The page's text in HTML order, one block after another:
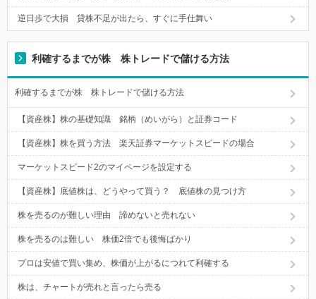
逆日歩で大損 貸株不足が出たら、すぐに手仕舞い
利確するまでが株 株トレードで儲ける方法
利確するまでが株 株トレードで儲ける方法
【資産株】株の基礎知識 銘柄（めいがら）と証券コード
【資産株】株を買う方法 楽天証券マーケットスピードの場合
マーケットスピード2のマイページを設定する
【資産株】底値株は、どうやって買う？ 底値株の見つけ方
株を売るのが難しい理由 諦めないと売れない
株を売るのは難しい 株価2倍でも後悔ばかり
プロは安値で買い集め、株価が上がるにつれて利確する
株は、チャートが売れと言ったら売る